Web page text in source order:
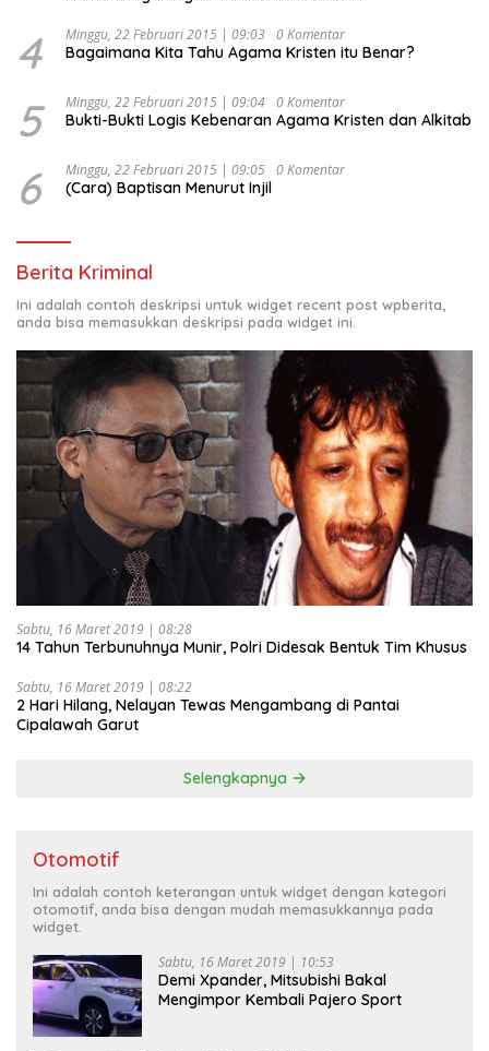
4 Minggu, 22 Februari 2015 | 09:03 0 Komentar
Bagaimana Kita Tahu Agama Kristen itu Benar?
5 Minggu, 22 Februari 2015 | 09:04 0 Komentar
Bukti-Bukti Logis Kebenaran Agama Kristen dan Alkitab
6 Minggu, 22 Februari 2015 | 09:05 0 Komentar
(Cara) Baptisan Menurut Injil
Berita Kriminal
Ini adalah contoh deskripsi untuk widget recent post wpberita,
anda bisa memasukkan deskripsi pada widget ini.
Sabtu, 16 Maret 2019 | 08:28
14 Tahun Terbunuhnya Munir, Polri Didesak Bentuk Tim Khusus
Sabtu, 16 Maret 2019 | 08:22
2 Hari Hilang, Nelayan Tewas Mengambang di Pantai
Cipalawah Garut
Selengkapnya
Otomotif
Ini adalah contoh keterangan untuk widget dengan kategori
otomotif, anda bisa dengan mudah memasukkannya pada
widget.
Sabtu, 16 Maret 2019 | 10:53
Demi Xpander, Mitsubishi Bakal
Mengimpor Kembali Pajero Sport